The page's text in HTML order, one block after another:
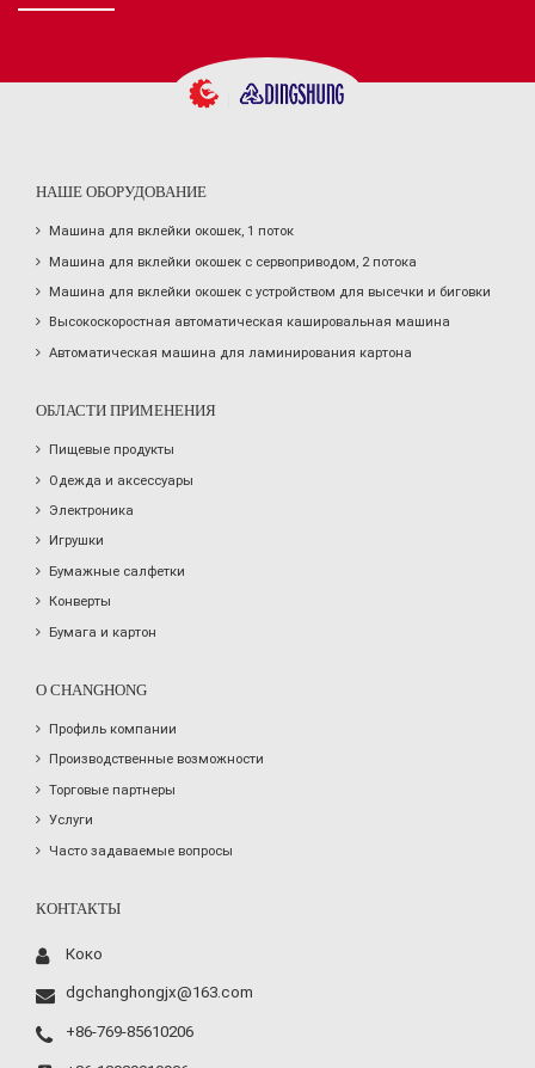
НАШЕ ОБОРУДОВАНИЕ
Машина для вклейки окошек, 1 поток
Машина для вклейки окошек с сервоприводом, 2 потока
Машина для вклейки окошек с устройством для высечки и биговки
Высокоскоростная автоматическая кашировальная машина
Автоматическая машина для ламинирования картона
ОБЛАСТИ ПРИМЕНЕНИЯ
Пищевые продукты
Одежда и аксессуары
Электроника
Игрушки
Бумажные салфетки
Конверты
Бумага и картон
О CHANGHONG
Профиль компании
Производственные возможности
Торговые партнеры
Услуги
Часто задаваемые вопросы
КОНТАКТЫ
Коко
dgchanghongjx@163.com
+86-769-85610206